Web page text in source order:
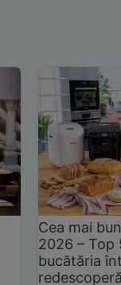
Cea mai
2026 –
bucătăria